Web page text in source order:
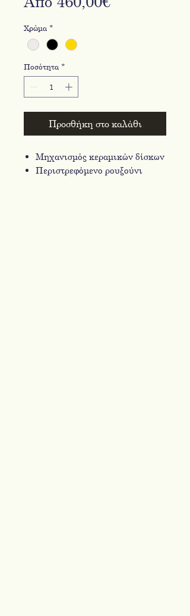
Χρώμα *
Ποσότητα *
Προσθήκη στο καλάθι
Μηχανισμός κεραμικών δίσκων
Περιστρεφόμενο ρουξούνι